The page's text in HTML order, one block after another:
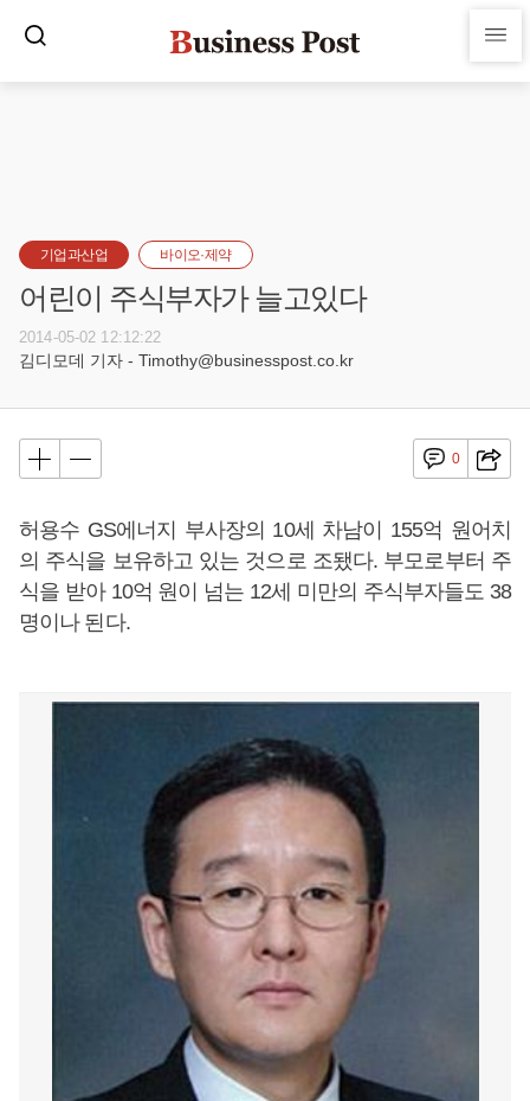
기업과산업 바이오·제약
어린이 주식부자가 늘고있다
2014-05-02 12:12:22
김디모데 기자 - Timothy@businesspost.co.kr
0
허용수 GS에너지 부사장의 10세 차남이 155억 원어치
의 주식을 보유하고 있는 것으로 조됐다. 부모로부터 주
식을 받아 10억 원이 넘는 12세 미만의 주식부자들도 38
명이나 된다.